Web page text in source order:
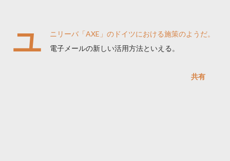
ユ
ニリーバ「AXE」のドイツにおける施策のようだ。
電子メールの新しい活用方法といえる。
共有